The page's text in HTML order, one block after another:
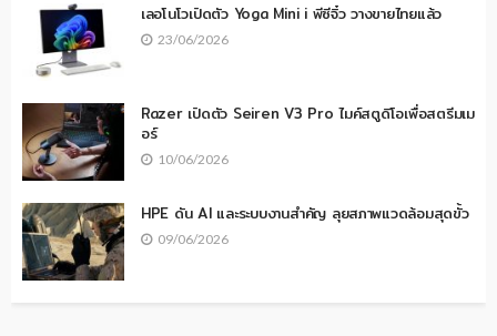
เลอโนโวเปิดตัว Yoga Mini i พีซีจิ๋ว วางขายไทยแล้ว
23/06/2026
Razer เปิดตัว Seiren V3 Pro ไมค์สตูดิโอเพื่อสตรีมเม
อร์
10/06/2026
HPE ดัน AI และระบบงานสำคัญ ลุยสภาพแวดล้อมสุดขั้ว
09/06/2026